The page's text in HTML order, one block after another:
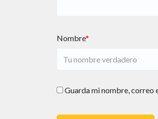
Nombre*
Guarda mi nombre, correo